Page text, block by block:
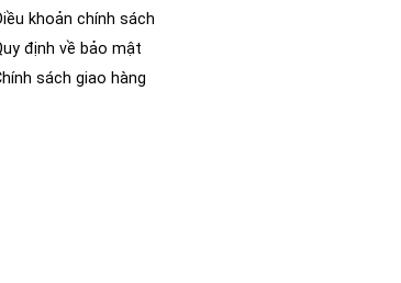
khoản chính sách
định về bảo mật
sách giao hàng